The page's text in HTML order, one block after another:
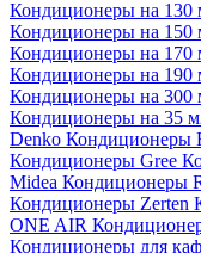
Кондиционеры на 130
Кондиционеры на 150
Кондиционеры на 170
Кондиционеры на 190
Кондиционеры на 300
Кондиционеры на 35
Denko Кондиционеры
Кондиционеры Gree
Midea Кондиционеры
Кондиционеры Zerten
ONE AIR
Кондиционеры для